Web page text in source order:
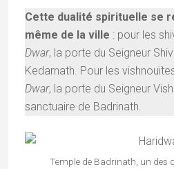
Cette dualité spirituelle se
même de la ville : pour les
Dwar, la porte du Seigneur
Kedarnath. Pour les
Dwar, la porte du Seigneur
sanctuaire de Badrinath.
Temple de Badrinath, un des